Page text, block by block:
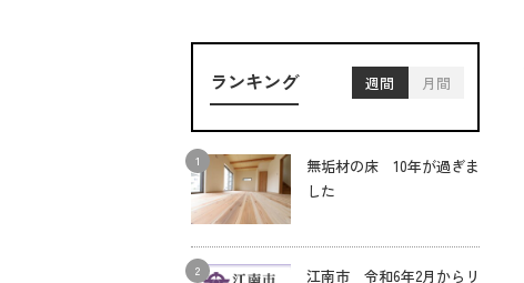
ランキング 週間 月間
無垢材の床 10年が過ぎま
した
江南市 令和6年2月からリ